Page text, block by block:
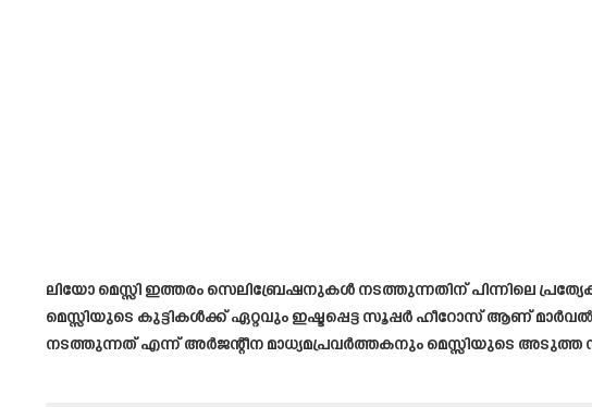
ലിയോ മെസ്സി ഇത്തരം സെലിബ്രേഷനുകൾ നടത്തുന്നതിന് പിന്നിലെ
മെസ്സിയുടെ കുട്ടികൾക്ക് ഏറ്റവും ഇഷ്ടപ്പെട്ട സൂപ്പർ ഹീറോസ് ആണ്
നടത്തുന്നത് എന്ന് അർജന്റീന മാധ്യമപ്രവർത്തകനും മെസ്സിയുടെ അടുത്ത